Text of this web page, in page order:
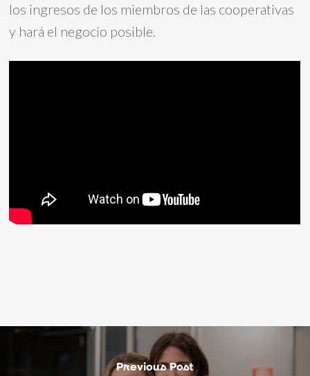
los ingresos de los miembros de las cooperativas
y hará el negocio posible.
Previous Post